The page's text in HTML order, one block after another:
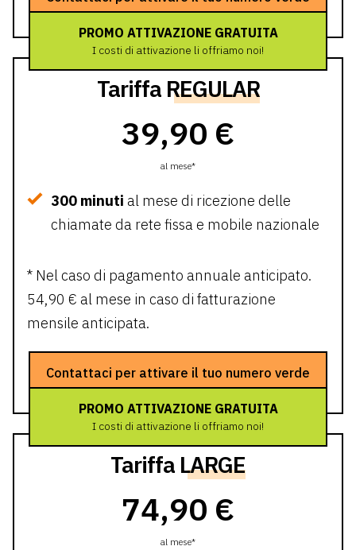
PROMO ATTIVAZIONE GRATUITA
I costi di attivazione li offriamo noi!
Tariffa REGULAR
39,90 €
al mese*
300 minuti al mese di ricezione delle
chiamate da rete fissa e mobile nazionale
* Nel caso di pagamento annuale anticipato.
54,90 € al mese in caso di fatturazione
mensile anticipata.
Contattaci per attivare il tuo numero verde
PROMO ATTIVAZIONE GRATUITA
I costi di attivazione li offriamo noi!
Tariffa LARGE
74,90 €
al mese*